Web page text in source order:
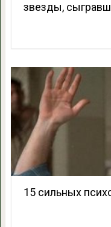
звезды,
15 сильных